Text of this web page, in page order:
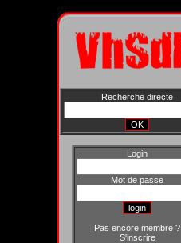
Recherche directe
Login
Mot de passe
Pas encore membre ?
S'inscrire